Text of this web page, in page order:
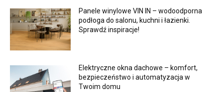
Panele winylowe VIN IN – wodoodporna
podłoga do salonu, kuchni i łazienki.
Sprawdź inspiracje!
Elektryczne okna dachowe – komfort,
bezpieczeństwo i automatyzacja w
Twoim domu